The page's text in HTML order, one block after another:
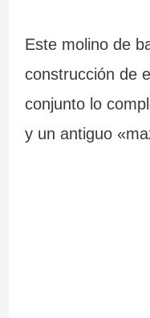
Este molino de
construcción de
conjunto lo
y un antiguo